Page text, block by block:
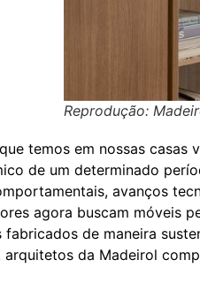
Reprodução:
temos em nossas
de um determinado
avanços
agora buscam móveis
de maneira
arquitetos da Madeirol